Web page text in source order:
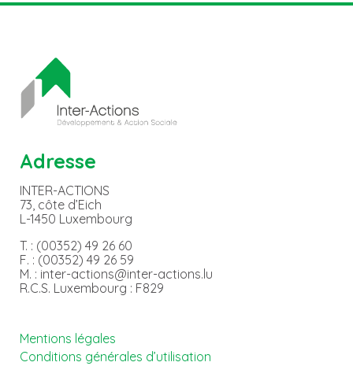
Adresse
INTER-ACTIONS
73, côte d’Eich
L-1450 Luxembourg
T. : (00352) 49 26 60
F. : (00352) 49 26 59
M. : inter-actions@inter-actions.lu
R.C.S. Luxembourg : F829
Mentions légales
Conditions générales d’utilisation